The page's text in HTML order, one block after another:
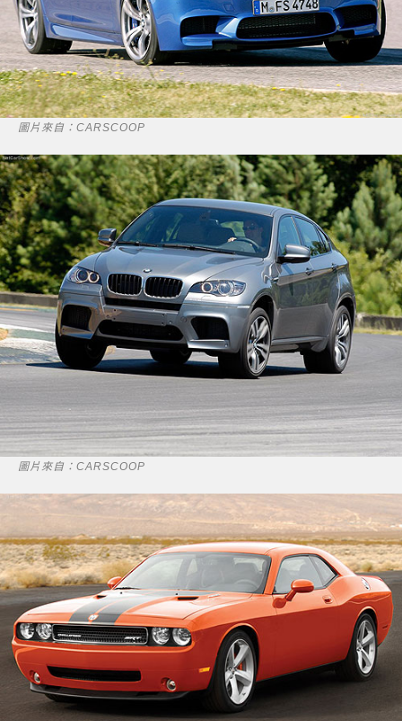
圖片來自：CARSCOOP
圖片來自：CARSCOOP